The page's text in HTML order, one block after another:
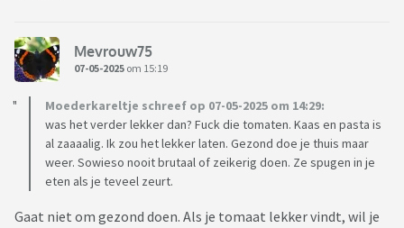
Mevrouw75
07-05-2025 om 15:19
Moederkareltje schreef op 07-05-2025 om 14:29:
was het verder lekker dan? Fuck die tomaten. Kaas en pasta is
al zaaaalig. Ik zou het lekker laten. Gezond doe je thuis maar
weer. Sowieso nooit brutaal of zeikerig doen. Ze spugen in je
eten als je teveel zeurt.
Gaat niet om gezond doen. Als je tomaat lekker vindt, wil je